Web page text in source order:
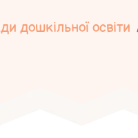
дошкільної освіти